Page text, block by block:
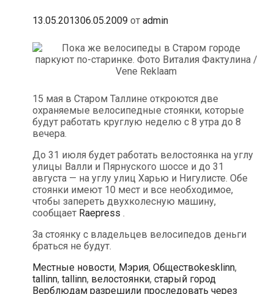
13.05.201306.05.2009 от admin
15 мая в Старом Таллине откроются две
охраняемые велосипедные стоянки, которые
будут работать круглую неделю с 8 утра до 8
вечера.
До 31 июля будет работать велостоянка на углу
улицы Валли и Пярнуского шоссе и до 31
августа — на углу улиц Харью и Нигулисте. Обе
стоянки имеют 10 мест и все необходимое,
чтобы запереть двухколесную машину,
сообщает Raepress .
За стоянку с владельцев велосипедов деньги
браться не будут.
Рубрики
Местные новости, Мэрия, ОбществоМетки
kesklinn,
tallinn, tallinn, велостоянки, старый город
Навигация
Верблюдам разрешили проследовать через